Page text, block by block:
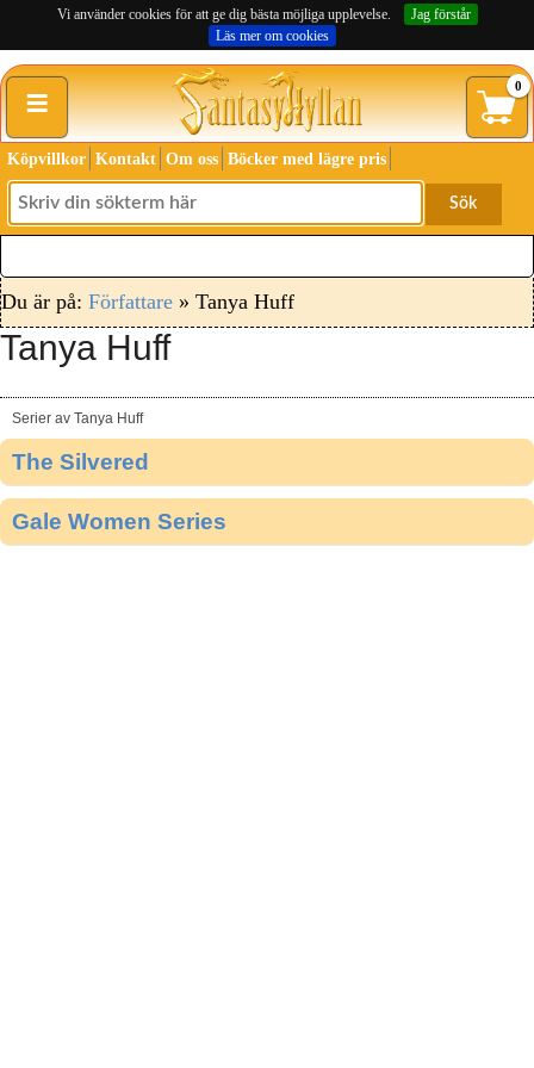
Vi använder cookies för att ge dig bästa möjliga upplevelse.
Jag förstår
Läs mer om cookies
≡ 0
Köpvillkor Kontakt Om oss Böcker med lägre pris
Sök
Du är på: Författare » Tanya Huff
Tanya Huff
Serier av Tanya Huff
The Silvered
Gale Women Series